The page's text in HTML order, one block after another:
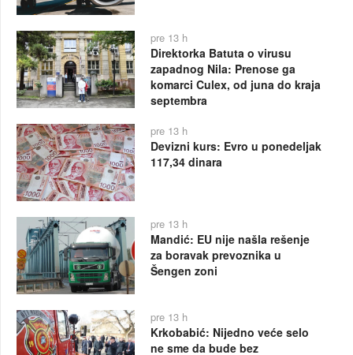
pre 13 h
Direktorka Batuta o virusu
zapadnog Nila: Prenose ga
komarci Culex, od juna do kraja
septembra
pre 13 h
Devizni kurs: Evro u ponedeljak
117,34 dinara
pre 13 h
Mandić: EU nije našla rešenje
za boravak prevoznika u
Šengen zoni
pre 13 h
Krkobabić: Nijedno veće selo
ne sme da bude bez